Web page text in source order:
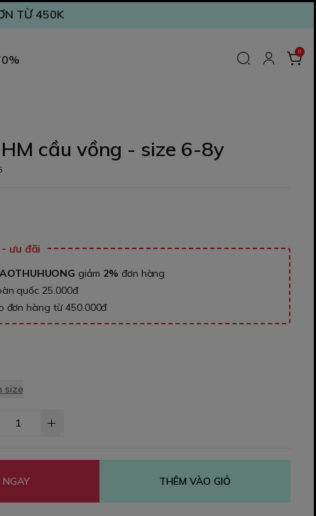
TỪ 450K
0
cầu vồng - size 6-8y
ưu đãi
giảm 2% đơn hàng
quốc 25.000đ
đơn hàng từ 450.000đ
size
NGAY THÊM VÀO GIỎ